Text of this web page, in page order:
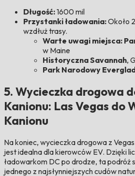
Długość:1600 mil
Przystanki ładowania:Około
wzdłuż trasy.
Warte uwagi miejsca:
w Maine
Historyczna Savannah,
Park Narodowy
5. Wycieczka drogowa
Kanionu: Las Vegas do
Kanionu
Na koniec, wycieczka drogowa z
jest idealna dla kierowców EV. Dzięki
ładowarkom DC po drodze, ta podróż
jednego z najsłynniejszych cudów